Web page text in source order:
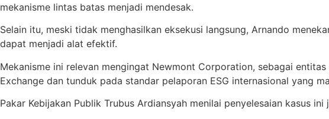
mekanisme lintas batas menjadi mendesak.
Selain itu, meski tidak menghasilkan eksekusi langsung, Arnando
dapat menjadi alat efektif.
Mekanisme ini relevan mengingat Newmont Corporation, sebagai
Exchange dan tunduk pada standar pelaporan ESG internasional yang
Pakar Kebijakan Publik Trubus Ardiansyah menilai penyelesaian kasus